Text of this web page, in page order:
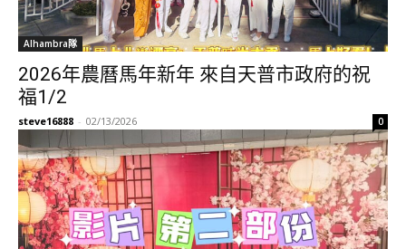
Alhambra隊
2026年農曆馬年新年 來自天普市政府的祝
福1/2
steve16888 - 02/13/2026 0